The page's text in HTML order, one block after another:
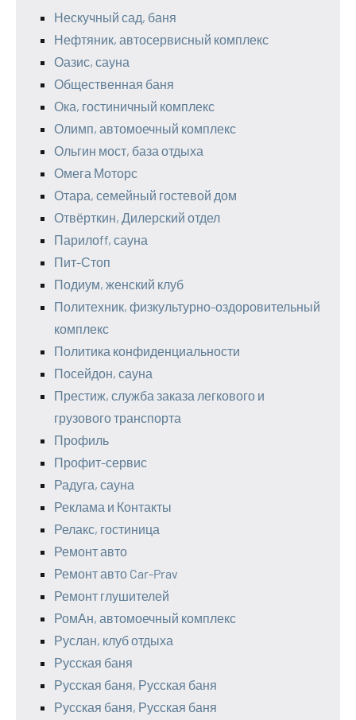
Нескучный сад, баня
Нефтяник, автосервисный комплекс
Оазис, сауна
Общественная баня
Ока, гостиничный комплекс
Олимп, автомоечный комплекс
Ольгин мост, база отдыха
Омега Моторс
Отара, семейный гостевой дом
Отвёрткин, Дилерский отдел
Парилоff, сауна
Пит-Стоп
Подиум, женский клуб
Политехник, физкультурно-оздоровительный
комплекс
Политика конфиденциальности
Посейдон, сауна
Престиж, служба заказа легкового и
грузового транспорта
Профиль
Профит-сервис
Радуга, сауна
Реклама и Контакты
Релакс, гостиница
Ремонт авто
Ремонт авто Car-Prav
Ремонт глушителей
РомАн, автомоечный комплекс
Руслан, клуб отдыха
Русская баня
Русская баня, Русская баня
Русская баня, Русская баня